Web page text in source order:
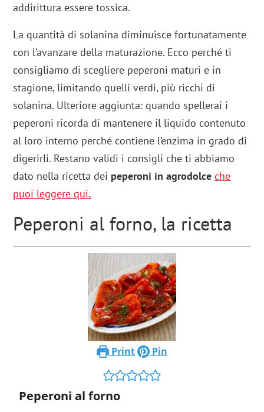
addirittura essere tossica.
La quantità di solanina diminuisce fortunatamente
con l’avanzare della maturazione. Ecco perché ti
consigliamo di scegliere peperoni maturi e in
stagione, limitando quelli verdi, più ricchi di
solanina. Ulteriore aggiunta: quando spellerai i
peperoni ricorda di mantenere il liquido contenuto
al loro interno perché contiene l’enzima in grado di
digerirli. Restano validi i consigli che ti abbiamo
dato nella ricetta dei peperoni in agrodolceche
puoi leggere qui.
Peperoni al forno, la ricetta
Print Pin
Peperoni al forno